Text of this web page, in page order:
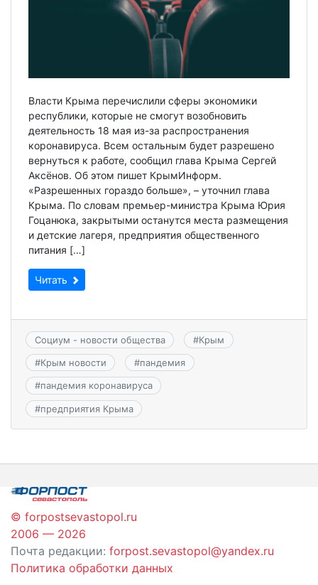
Власти Крыма перечислили сферы экономики
республики, которые не смогут возобновить
деятельность 18 мая из-за распространения
коронавируса. Всем остальным будет разрешено
вернуться к работе, сообщил глава Крыма Сергей
Аксёнов. Об этом пишет КрымИнформ.
«Разрешенных гораздо больше», – уточнил глава
Крыма. По словам премьер-министра Крыма Юрия
Гоцанюка, закрытыми останутся места размещения
и детские лагеря, предприятия общественного
питания […]
Читать
Социум - новости общества #Крым
#Крым новости #пандемия
#пандемия коронавируса
#предприятия Крыма
© forpostsevastopol.ru
2006 — 2026
Почта редакции: forpost.sevastopol@yandex.ru
Политика обработки данных